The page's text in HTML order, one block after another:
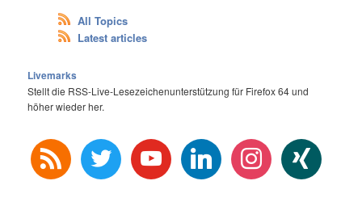
All Topics
Latest articles
Livemarks
Stellt die RSS-Live-Lesezeichenunterstützung für Firefox 64 und
höher wieder her.
rss twitter youtube linkedin instagram xing